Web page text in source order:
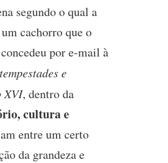
segundo o qual a
cachorro que o
por e-mail à
e
XVI, dentro da
cultura e
entre um certo
da grandeza e